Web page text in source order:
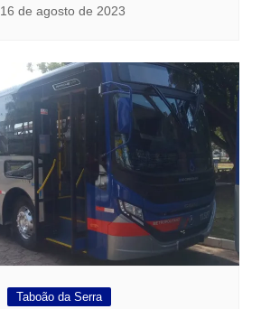
16 de agosto de 2023
Taboão da Serra